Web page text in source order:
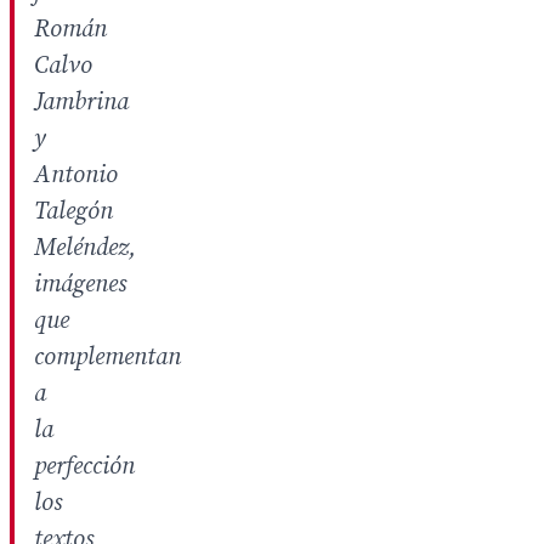
Román
Calvo
Jambrina
y
Antonio
Talegón
Meléndez,
imágenes
que
complementan
a
la
perfección
los